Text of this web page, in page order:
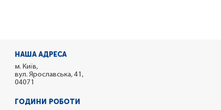
НАША АДРЕСА
м. Київ,
вул. Ярославська, 41,
04071
ГОДИНИ РОБОТИ